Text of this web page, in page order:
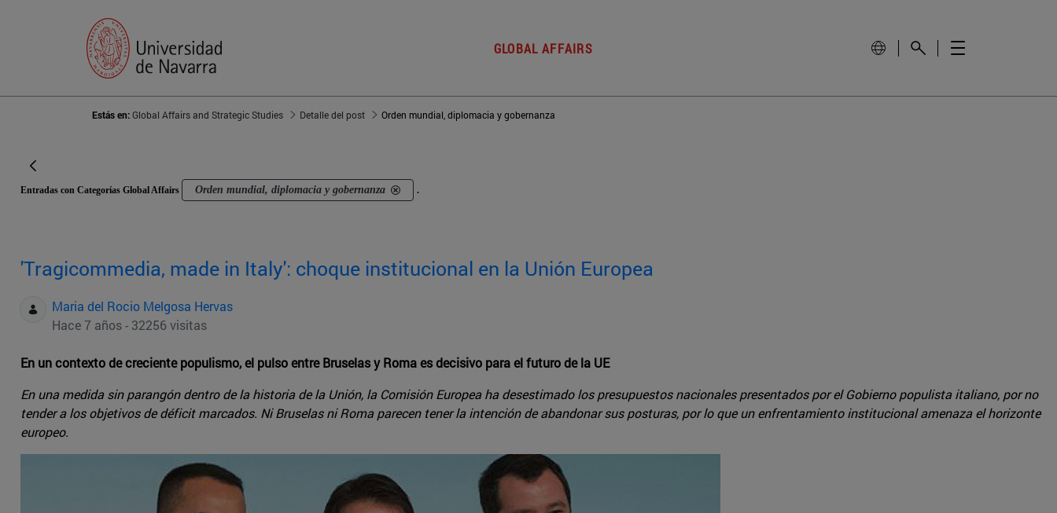
GLOBAL AFFAIRS
Estás en:Global Affairs and Strategic Studies Detalle del post Orden mundial, diplomacia y gobernanza
Entradas con Categorías Global Affairs Orden mundial, diplomacia y gobernanza .
'Tragicommedia, made in Italy': choque institucional en la Unión Europea
Maria del Rocio Melgosa Hervas
Hace 7 años - 32256 visitas
En un contexto de creciente populismo, el pulso entre Bruselas y Roma es decisivo para el futuro de la UE
En una medida sin parangón dentro de la historia de la Unión, la Comisión Europea ha desestimado los presupuestos nacionales presentados por el Gobierno populista italiano, por no
tender a los objetivos de déficit marcados. Ni Bruselas ni Roma parecen tener la intención de abandonar sus posturas, por lo que un enfrentamiento institucional amenaza el horizonte
europeo.